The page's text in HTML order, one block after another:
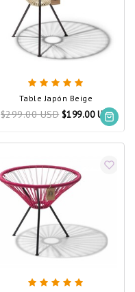
Table Japón Beige
$299.00 USD $199.00 USD